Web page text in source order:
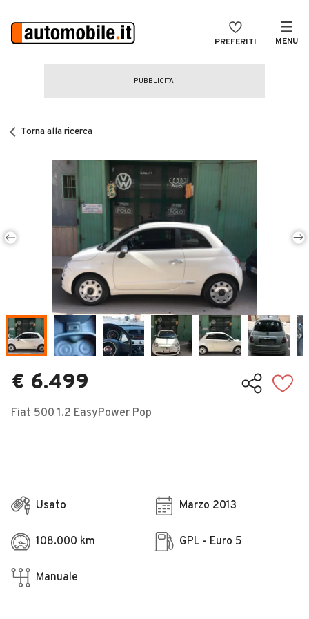
PREFERITI MENU
CERCA
Auto Nuove
Noleggio a lungo termine
Auto d'epoca
Moto
Camper
Veicoli Commerciali
Concessionari
Torna alla ricerca
€ 6.499
Fiat 500 1.2 EasyPower Pop
Usato Marzo 2013
108.000 km GPL - Euro 5
Manuale